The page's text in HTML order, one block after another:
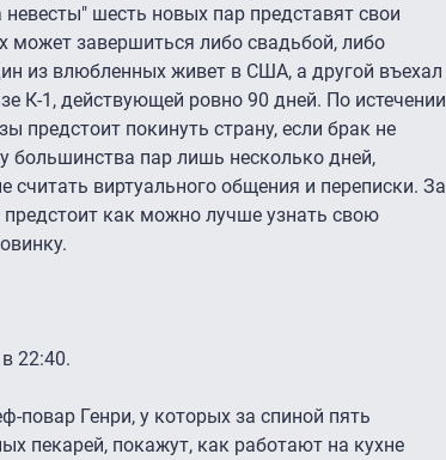
шесть новых пар представят свои
может завершиться либо свадьбой, либо
из влюбленных живет в США, а другой въехал
К-1, действующей ровно 90 дней. По истечении
предстоит покинуть страну, если брак не
большинства пар лишь несколько дней,
считать виртуального общения и переписки. За
как можно лучше узнать свою
22:40.
повар Генри, у которых за спиной пять
пекарей, покажут, как работают на кухне